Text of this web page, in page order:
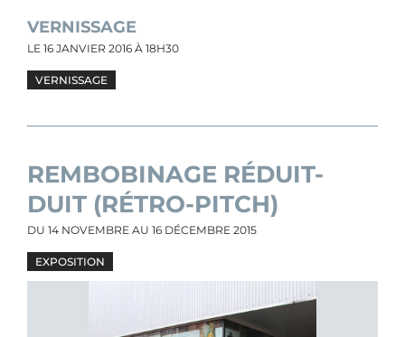
VERNISSAGE
LE 16 JANVIER 2016 À 18H30
VERNISSAGE
REMBOBINAGE RÉDUIT-
DUIT (RÉTRO-PITCH)
DU 14 NOVEMBRE AU 16 DÉCEMBRE 2015
EXPOSITION